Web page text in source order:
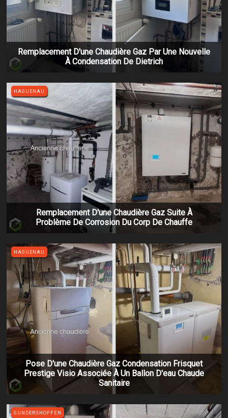
Remplacement D'une Chaudière Gaz Par Une Nouvelle
À Condensation De Dietrich
Remplacement D'une Chaudière Gaz Suite À
Problème De Corrosion Du Corp De Chauffe
HAGUENAU
Pose D'une Chaudière Gaz Condensation Frisquet
Prestige Visio Associée À Un Ballon D'eau Chaude
Sanitaire
HAGUENAU
GUNDERSHOFFEN